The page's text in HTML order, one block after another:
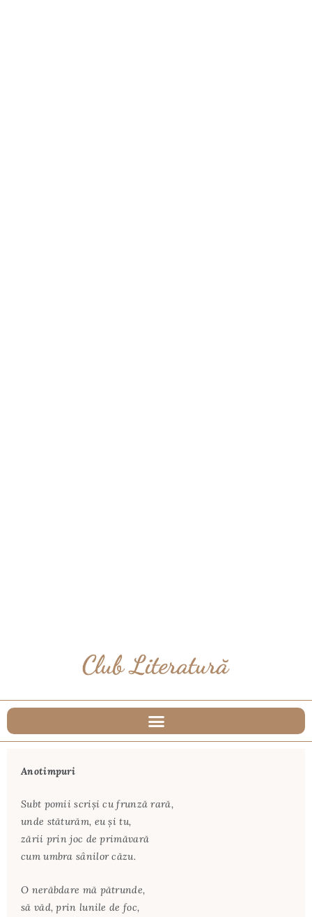
Anotimpuri
Subt pomii scriși cu frunză rară,
unde stăturăm, eu și tu,
zării prin joc de primăvară
cum umbra sânilor căzu.
O nerăbdare mă pătrunde,
să văd, prin lunile de foc,